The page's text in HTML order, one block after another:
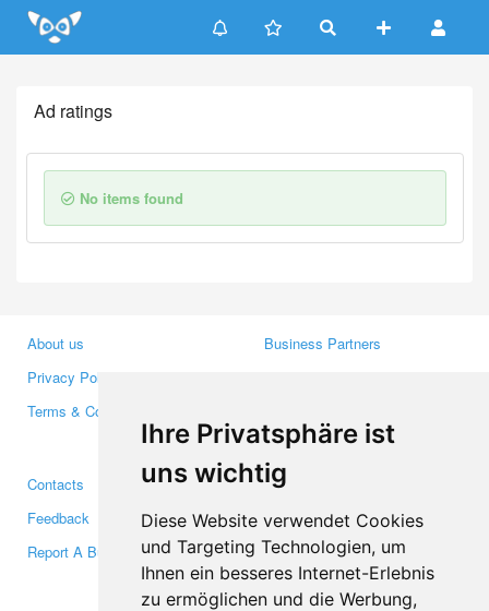
Ihre Privatsphäre ist
uns wichtig
Diese Website verwendet Cookies
und Targeting Technologien, um
Ihnen ein besseres Internet-Erlebnis
zu ermöglichen und die Werbung,
Update cookies preferences
Ad ratings
No items found
About us
Privacy Policy
Terms & Conditions
Business Partners
Media
Contacts
Feedback
Report A Bug
Facebook
Twitter
YouTube
Google+